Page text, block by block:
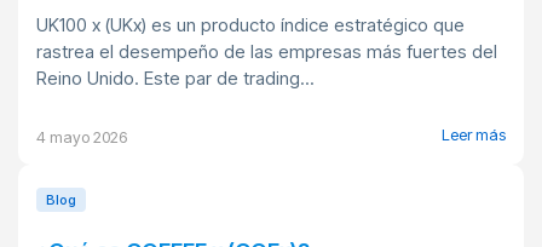
UK100 x (UKx) es un producto índice estratégico que
rastrea el desempeño de las empresas más fuertes del
Reino Unido. Este par de trading...
4 mayo 2026 Leer más
Blog